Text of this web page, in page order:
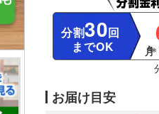
分割30回
までOK
※
お届け目安